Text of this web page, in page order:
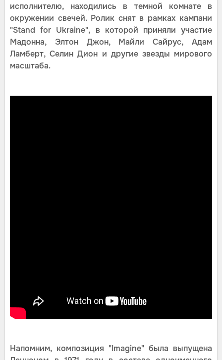
исполнителю, находились в темной комнате в
окружении свечей. Ролик снят в рамках кампани
"Stand for Ukraine", в которой приняли участие
Мадонна, Элтон Джон, Майли Сайрус, Адам
Ламберт, Селин Дион и другие звезды мирового
масштаба.
Напомним, композиция "Imagine" была выпущена